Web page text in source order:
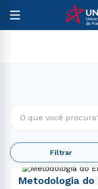
Filtrar
Metodologia do